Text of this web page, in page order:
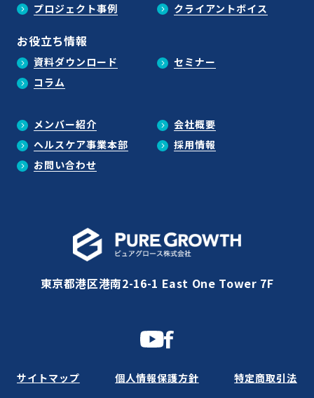
プロジェクト事例 クライアントボイス
お役立ち情報
資料ダウンロード
セミナー
コラム
メンバー紹介
会社概要
ヘルスケア事業本部
採用情報
お問い合わせ
東京都港区港南2-16-1 East One Tower 7F
サイトマップ 個人情報保護方針 特定商取引法